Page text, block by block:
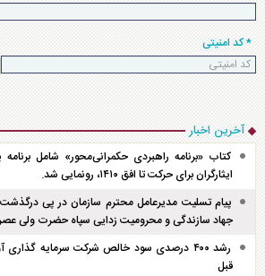
* کد امنیتی
آخرین اخبار
کتاب «برنامه راهبردی حکمرانی‌محور» شامل برنامه
ایثارگران برای حرکت تا افق ۱۴۱۰، رونمایی شد.
پیام تسلیت مدیرعامل محترم سازمان در پی درگذشت
جهاد سازندگی و محرومیت زدایی سپاه حضرت ولی
رشد ۴۰۰ درصدی سود خالص شرکت سرمایه
قبل